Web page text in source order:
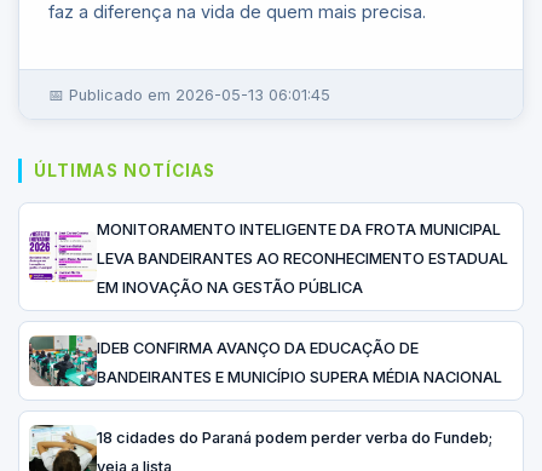
faz a diferença na vida de quem mais precisa.
📅 Publicado em 2026-05-13 06:01:45
ÚLTIMAS NOTÍCIAS
MONITORAMENTO INTELIGENTE DA FROTA MUNICIPAL
LEVA BANDEIRANTES AO RECONHECIMENTO ESTADUAL
EM INOVAÇÃO NA GESTÃO PÚBLICA
IDEB CONFIRMA AVANÇO DA EDUCAÇÃO DE
BANDEIRANTES E MUNICÍPIO SUPERA MÉDIA NACIONAL
18 cidades do Paraná podem perder verba do Fundeb;
veja a lista